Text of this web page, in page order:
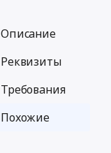
Описание
Реквизиты
Требования
Похожие